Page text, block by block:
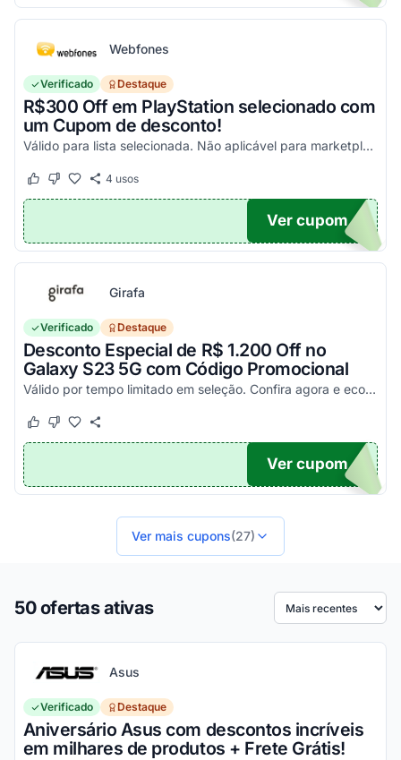
Webfones
Verificado Destaque
R$300 Off em PlayStation selecionado com
um Cupom de desconto!
Válido para lista selecionada. Não aplicável para marketplace. Aproveite!
Este cupom funcionou
Este cupom não funcionou
4 usos
FF
Ver cupom
Girafa
Verificado Destaque
Desconto Especial de R$ 1.200 Off no
Galaxy S23 5G com Código Promocional
Válido por tempo limitado em seleção. Confira agora e economize aplicando o seu cupom!
Este cupom funcionou
Este cupom não funcionou
200
Ver cupom
Ver mais cupons(27)
50 ofertas ativas Ordenar por
Asus
Verificado Destaque
Aniversário Asus com descontos incríveis
em milhares de produtos + Frete Grátis!